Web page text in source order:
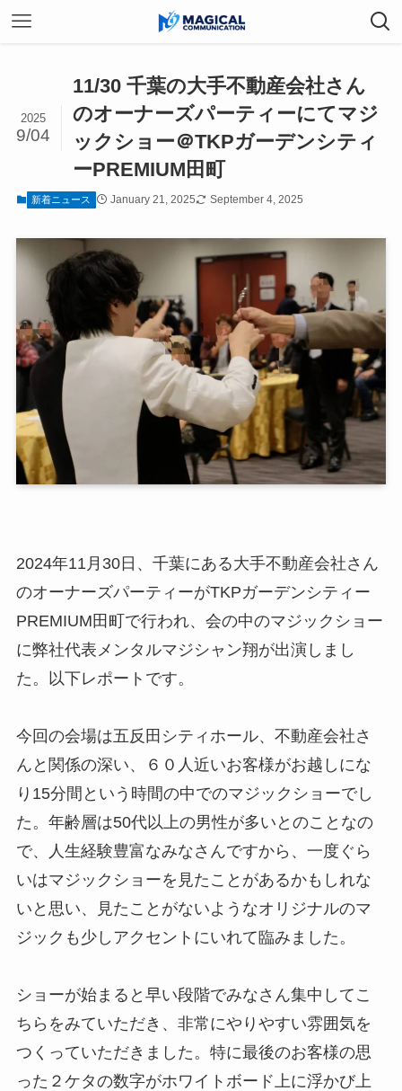
11/30 千葉の大手不動産会社さん
のオーナーズパーティーにてマジ
ックショー＠TKPガーデンシティ
ーPREMIUM田町
2025
9/04
新着ニュース January 21, 2025 September 4, 2025
2024年11月30日、千葉にある大手不動産会社さん
のオーナーズパーティーがTKPガーデンシティー
PREMIUM田町で行われ、会の中のマジックショー
に弊社代表メンタルマジシャン翔が出演しまし
た。以下レポートです。
今回の会場は五反田シティホール、不動産会社さ
んと関係の深い、６０人近いお客様がお越しにな
り15分間という時間の中でのマジックショーでし
た。年齢層は50代以上の男性が多いとのことなの
で、人生経験豊富なみなさんですから、一度ぐら
いはマジックショーを見たことがあるかもしれな
いと思い、見たことがないようなオリジナルのマ
ジックも少しアクセントにいれて臨みました。
ショーが始まると早い段階でみなさん集中してこ
ちらをみていただき、非常にやりやすい雰囲気を
つくっていただきました。特に最後のお客様の思
った２ケタの数字がホワイトボード上に浮かび上